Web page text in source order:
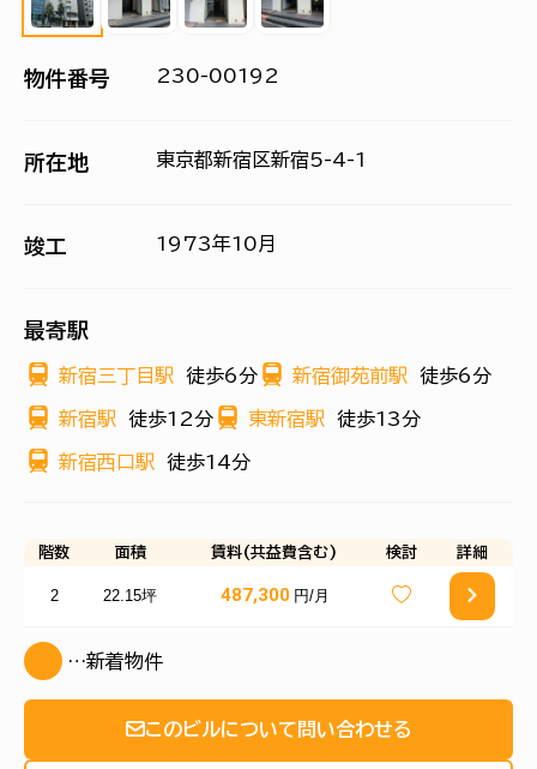
物件番号 230-00192
所在地 東京都新宿区新宿5-4-1
竣工 1973年10月
最寄駅
新宿三丁目駅 徒歩6分 新宿御苑前駅 徒歩6分
新宿駅 徒歩12分 東新宿駅 徒歩13分
新宿西口駅 徒歩14分
階数 面積 賃料(共益費含む) 検討 詳細
2 22.15坪 487,300 円/月
…新着物件
このビルについて問い合わせる